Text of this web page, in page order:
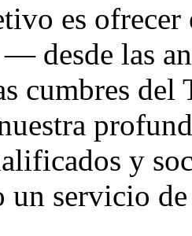
es
desde las
cumbres
y
un servicio